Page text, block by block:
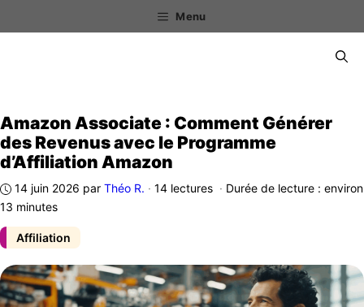
au
Menu
Affiliation
Amazon Associate : Comment Générer
des Revenus avec le Programme
d’Affiliation Amazon
14 juin 2026 par Théo R. · 14 lectures · Durée de lecture : environ
13 minutes